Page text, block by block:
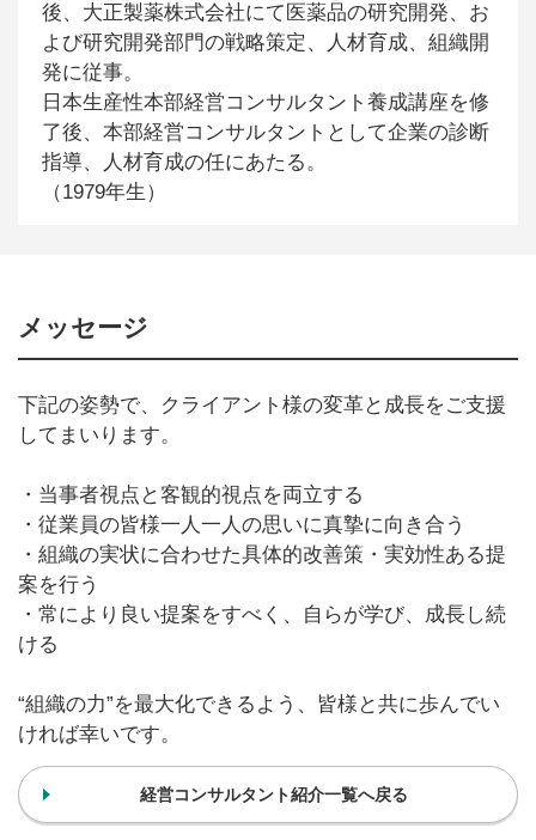
後、大正製薬株式会社にて医薬品の研究開発、お
よび研究開発部門の戦略策定、人材育成、組織開
発に従事。
日本生産性本部経営コンサルタント養成講座を修
了後、本部経営コンサルタントとして企業の診断
指導、人材育成の任にあたる。
（1979年生）
メッセージ
下記の姿勢で、クライアント様の変革と成長をご支援
してまいります。
・当事者視点と客観的視点を両立する
・従業員の皆様一人一人の思いに真摯に向き合う
・組織の実状に合わせた具体的改善策・実効性ある提
案を行う
・常により良い提案をすべく、自らが学び、成長し続
ける
“組織の力”を最大化できるよう、皆様と共に歩んでい
ければ幸いです。
経営コンサルタント紹介一覧へ戻る